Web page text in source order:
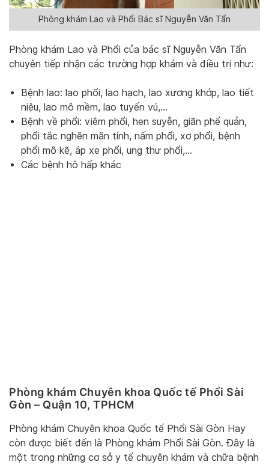
Phòng khám Lao và Phổi Bác sĩ Nguyễn Văn Tẩn
Phòng khám Lao và Phổi của bác sĩ Nguyễn Văn Tẩn
chuyên tiếp nhận các trường hợp khám và điều trị như:
Bệnh lao: lao phổi, lao hạch, lao xương khớp, lao tiết
niệu, lao mô mềm, lao tuyến vú,…
Bệnh về phổi: viêm phổi, hen suyễn, giãn phế quản,
phổi tắc nghẽn mãn tính, nấm phổi, xơ phổi, bệnh
phổi mô kẽ, áp xe phổi, ung thư phổi,…
Các bệnh hô hấp khác
Phòng khám Chuyên khoa Quốc tế Phổi Sài
Gòn – Quận 10, TPHCM
Phòng khám Chuyên khoa Quốc tế Phổi Sài Gòn Hay
còn được biết đến là Phòng khám Phổi Sài Gòn. Đây là
một trong những cơ sở y tế chuyên khám và chữa bệnh